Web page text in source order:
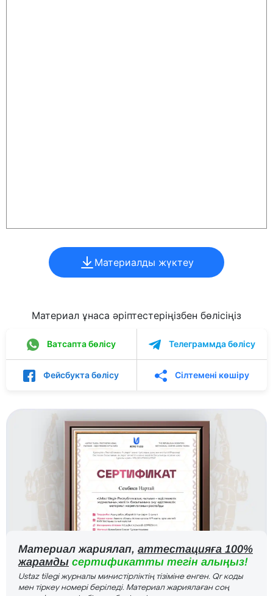
Материалды жүктеу
Материал ұнаса әріптестеріңізбен бөлісіңіз
Ватсапта бөлісу Телеграммда бөлісу
Фейсбукта бөлісу Сілтемені көшіру
Материал жариялап, аттестацияға 100%
жарамды сертификатты тегін алыңыз!
Ustaz tilegi журналы министірліктің тізіміне енген. Qr коды
мен тіркеу номері беріледі. Материал жариялаған соң